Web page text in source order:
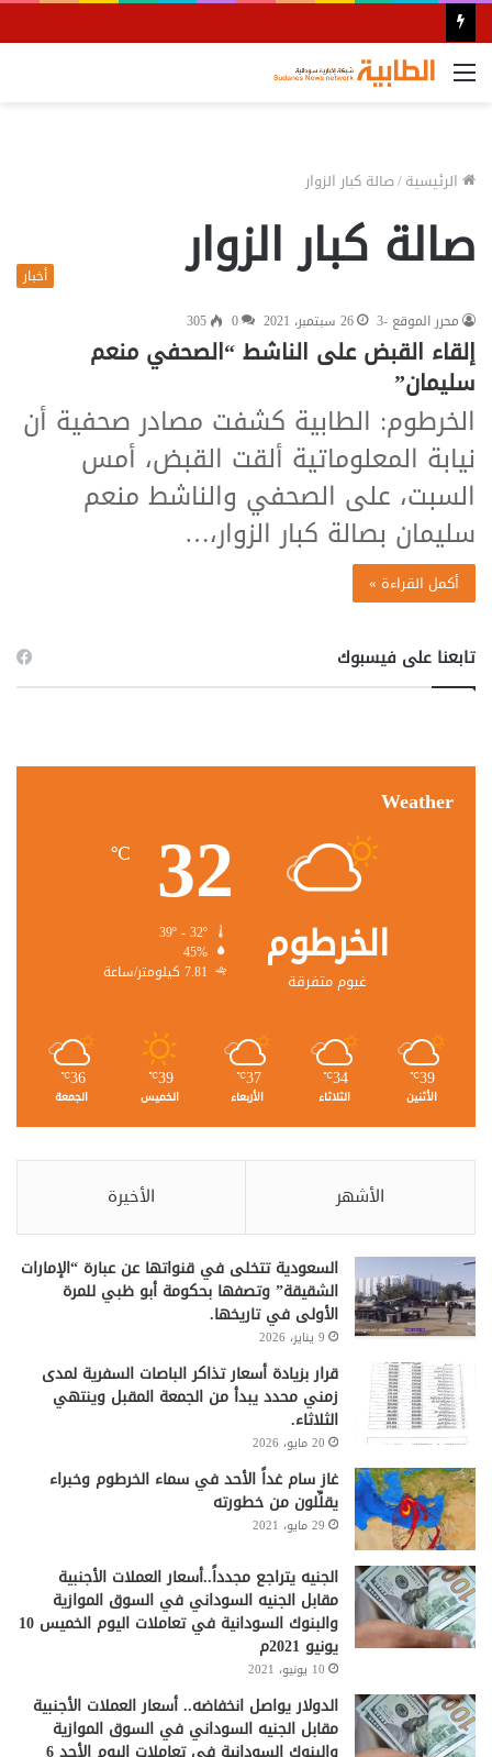
القائمة
الرئيسية/صالة كبار الزوار
صالة كبار الزوار
أخبار
محرر الموقع -3
26 سبتمبر، 2021 0
305
إلقاء القبض على الناشط “الصحفي منعم
سليمان”
الخرطوم: الطابية كشفت مصادر صحفية أن
نيابة المعلوماتية ألقت القبض، أمس
السبت، على الصحفي والناشط منعم
سليمان بصالة كبار الزوار،…
أكمل القراءة »
تابعنا على فيسبوك
Weather
الخرطوم
غيوم متفرقة
32
℃
45%
7.81 كيلومتر/ساعة
39
℃
الأثنين
34
℃
الثلاثاء
37
℃
الأربعاء
39
℃
الخميس
36
℃
الجمعة
الأشهر الأخيرة
السعودية تتخلى في قنواتها عن عبارة “الإمارات
الشقيقة” وتصفها بحكومة أبو ظبي للمرة
الأولى في تاريخها.
9 يناير، 2026
قرار بزيادة أسعار تذاكر الباصات السفرية لمدى
زمني محدد يبدأ من الجمعة المقبل وينتهي
الثلاثاء.
20 مايو، 2026
غاز سام غداً الأحد في سماء الخرطوم وخبراء
يقلِّلون من خطورته
29 مايو، 2021
الجنيه يتراجع مجدداً..أسعار العملات الأجنبية
مقابل الجنيه السوداني في السوق الموازية
والبنوك السودانية في تعاملات اليوم الخميس 10
يونيو 2021م
10 يونيو، 2021
الدولار يواصل انخفاضه.. أسعار العملات الأجنبية
مقابل الجنيه السوداني في السوق الموازية